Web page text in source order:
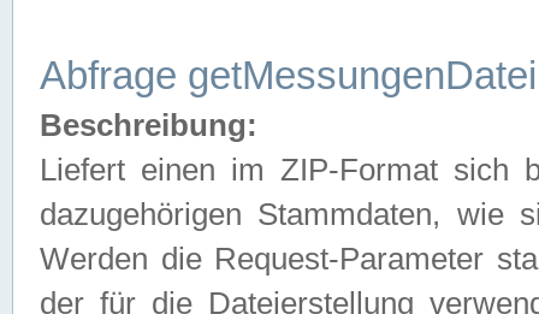
Abfrage getMessungenDatei
Beschreibung:
Liefert einen im ZIP-Format sich
dazugehörigen Stammdaten, wie
Werden die Request-Parameter
der für die Dateierstellung